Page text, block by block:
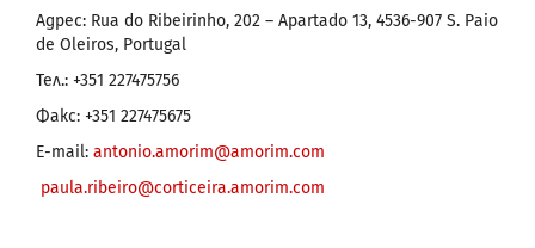
Адрес: Rua do Ribeirinho, 202 – Apartado 13, 4536-907 S. Paio
de Oleiros, Portugal
Тел.: +351 227475756
Факс: +351 227475675
E-mail: antonio.amorim@amorim.com
paula.ribeiro@corticeira.amorim.com